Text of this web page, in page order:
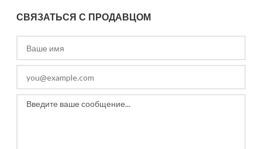
СВЯЗАТЬСЯ С ПРОДАВЦОМ